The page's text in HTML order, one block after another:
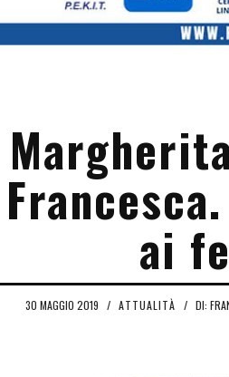
ai
30 MAGGIO 2019 / ATTUALITÀ / DI: